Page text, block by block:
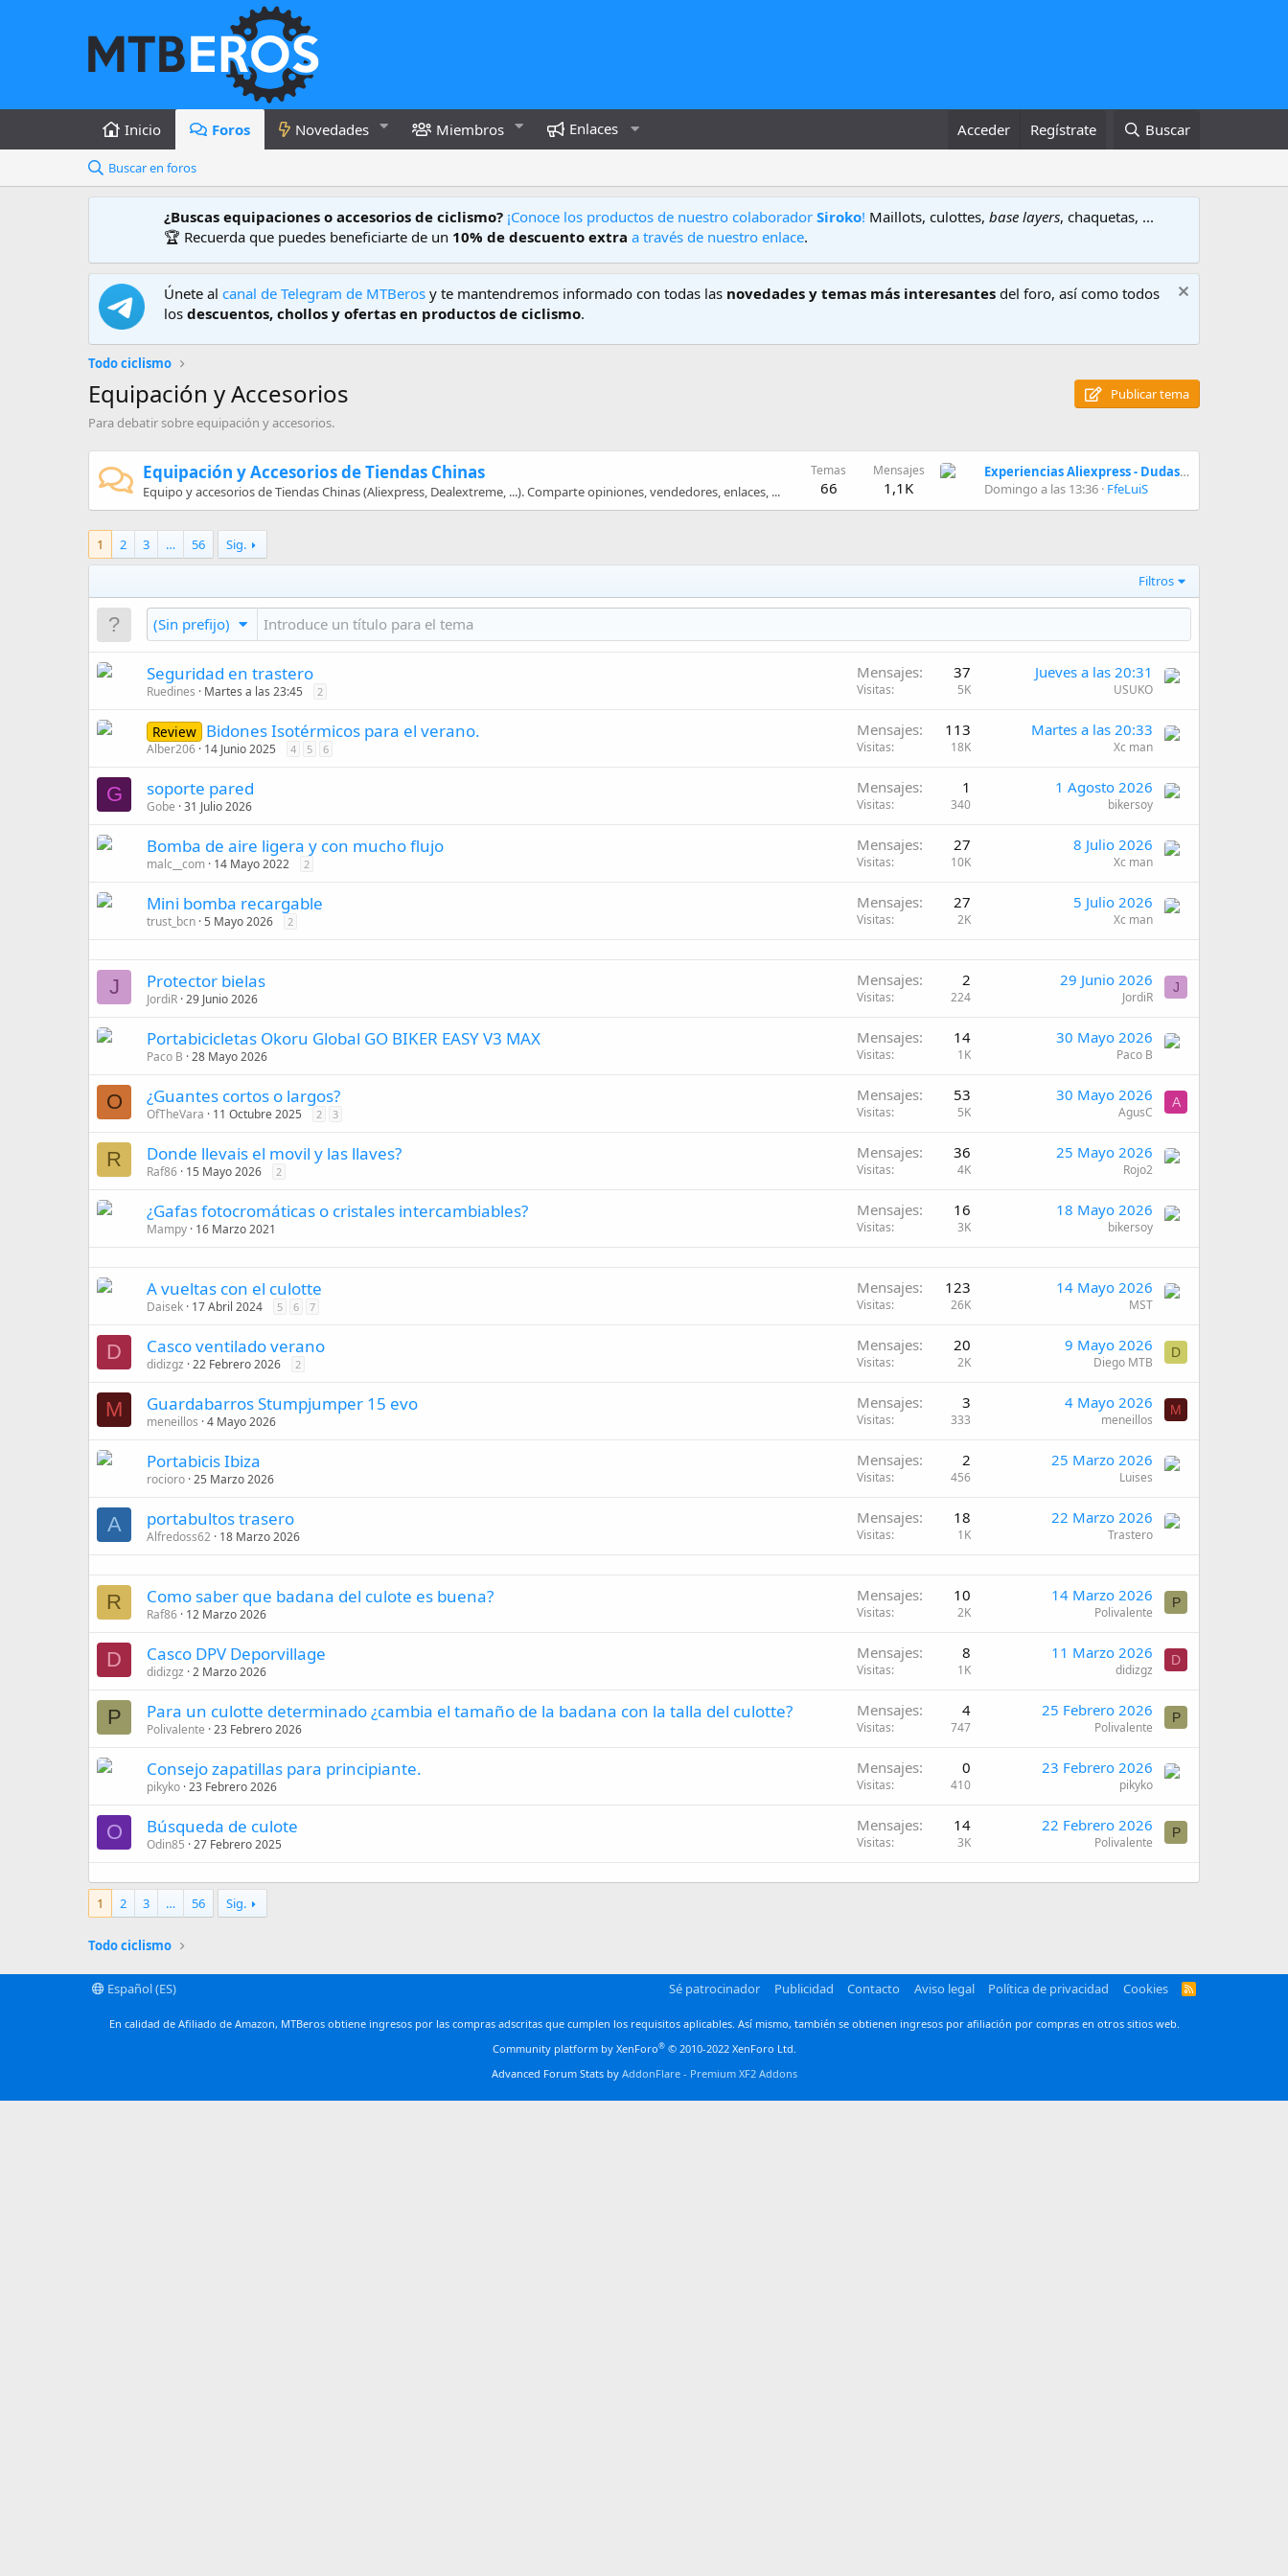
Inicio Foros Novedades Miembros Enlaces Acceder Regístrate Buscar
Buscar en foros
¿Buscas equipaciones o accesorios de ciclismo? ¡Conoce los productos de nuestro colaborador Siroko! Maillots, culottes, base layers, chaquetas, ...
🏆 Recuerda que puedes beneficiarte de un 10% de descuento extra a través de nuestro enlace.
Únete al canal de Telegram de MTBeros y te mantendremos informado con todas las novedades y temas más interesantes del foro, así como todos
los descuentos, chollos y ofertas en productos de ciclismo.
Todo ciclismo
Equipación y Accesorios
Publicar tema
Para debatir sobre equipación y accesorios.
Equipación y Accesorios de Tiendas Chinas
Equipo y accesorios de Tiendas Chinas (Aliexpress, Dealextreme, ...). Comparte opiniones, vendedores, enlaces, ...
Temas
66
Mensajes
1,1K
Experiencias Aliexpress - Dudas, comentarios y lo que os plazca
Domingo a las 13:36 FfeLuiS
1 2 3 … 56 Sig.
Filtros
(Sin prefijo)
Seguridad en trastero
Ruedines Martes a las 23:45 2
Mensajes 37
Visitas 5K
Jueves a las 20:31
USUKO
Review Bidones Isotérmicos para el verano.
Alber206 14 Junio 2025 4 5 6
Mensajes 113
Visitas 18K
Martes a las 20:33
Xc man
G soporte pared
Gobe 31 Julio 2026
Mensajes 1
Visitas 340
1 Agosto 2026
bikersoy
Bomba de aire ligera y con mucho flujo
malc__com 14 Mayo 2022 2
Mensajes 27
Visitas 10K
8 Julio 2026
Xc man
Mini bomba recargable
trust_bcn 5 Mayo 2026 2
Mensajes 27
Visitas 2K
5 Julio 2026
Xc man
J Protector bielas
JordiR 29 Junio 2026
Mensajes 2
Visitas 224
29 Junio 2026
JordiR
J
Portabicicletas Okoru Global GO BIKER EASY V3 MAX
Paco B 28 Mayo 2026
Mensajes 14
Visitas 1K
30 Mayo 2026
Paco B
O ¿Guantes cortos o largos?
OfTheVara 11 Octubre 2025 2 3
Mensajes 53
Visitas 5K
30 Mayo 2026
AgusC
A
R Donde llevais el movil y las llaves?
Raf86 15 Mayo 2026 2
Mensajes 36
Visitas 4K
25 Mayo 2026
Rojo2
¿Gafas fotocromáticas o cristales intercambiables?
Mampy 16 Marzo 2021
Mensajes 16
Visitas 3K
18 Mayo 2026
bikersoy
A vueltas con el culotte
Daisek 17 Abril 2024 5 6 7
Mensajes 123
Visitas 26K
14 Mayo 2026
MST
D Casco ventilado verano
didizgz 22 Febrero 2026 2
Mensajes 20
Visitas 2K
9 Mayo 2026
Diego MTB
D
M Guardabarros Stumpjumper 15 evo
meneillos 4 Mayo 2026
Mensajes 3
Visitas 333
4 Mayo 2026
meneillos
M
Portabicis Ibiza
rocioro 25 Marzo 2026
Mensajes 2
Visitas 456
25 Marzo 2026
Luises
A portabultos trasero
Alfredoss62 18 Marzo 2026
Mensajes 18
Visitas 1K
22 Marzo 2026
Trastero
R Como saber que badana del culote es buena?
Raf86 12 Marzo 2026
Mensajes 10
Visitas 2K
14 Marzo 2026
Polivalente
P
D Casco DPV Deporvillage
didizgz 2 Marzo 2026
Mensajes 8
Visitas 1K
11 Marzo 2026
didizgz
D
P Para un culotte determinado ¿cambia el tamaño de la badana con la talla del culotte?
Polivalente 23 Febrero 2026
Mensajes 4
Visitas 747
25 Febrero 2026
Polivalente
P
Consejo zapatillas para principiante.
pikyko 23 Febrero 2026
Mensajes 0
Visitas 410
23 Febrero 2026
pikyko
O Búsqueda de culote
Odin85 27 Febrero 2025
Mensajes 14
Visitas 3K
22 Febrero 2026
Polivalente
P
1 2 3 … 56 Sig.
Todo ciclismo
Español (ES) Sé patrocinador Publicidad Contacto Aviso legal Política de privacidad Cookies
R
En calidad de Afiliado de Amazon, MTBeros obtiene ingresos por las compras adscritas que cumplen los requisitos aplicables. Así mismo, también se obtienen ingresos por afiliación por compras en otros sitios web.
Community platform by XenForo® © 2010-2022 XenForo Ltd.
Advanced Forum Stats by AddonFlare - Premium XF2 Addons